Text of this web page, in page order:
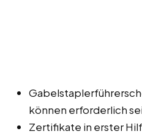
können erforderlich
Zertifikate in erster